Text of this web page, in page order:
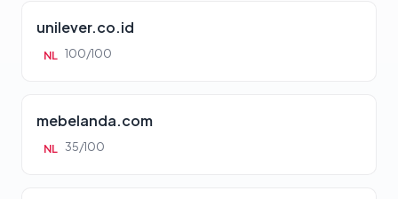
unilever.co.id
NL 100/100
mebelanda.com
NL 35/100